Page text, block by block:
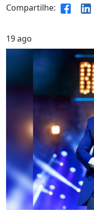
Compartilhe:
19ago